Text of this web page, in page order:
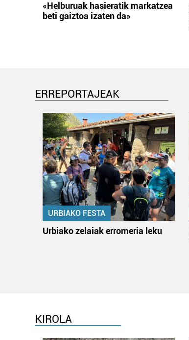
«Helburuak hasieratik markatzea
beti gaiztoa izaten da»
ERREPORTAJEAK
URBIAKO FESTA
Urbiako zelaiak erromeria leku
KIROLA